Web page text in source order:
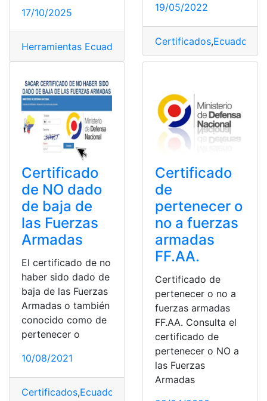
17/10/2025
Herramientas Ecuador Mnisterio de Defensa,top1,top2
19/05/2022
Certificados,Ecuador
Certificado
de NO dado
de baja de
las Fuerzas
Armadas
El certificado de no
haber sido dado de
baja de las Fuerzas
Armadas o también
conocido como de
pertenecer o
10/08/2021
Certificados,Ecuador
Certificado
de
pertenecer o
no a fuerzas
armadas
FF.AA.
Certificado de
pertenecer o no a
fuerzas armadas
FF.AA. Consulta el
certificado de
pertenecer o NO a
las Fuerzas
Armadas